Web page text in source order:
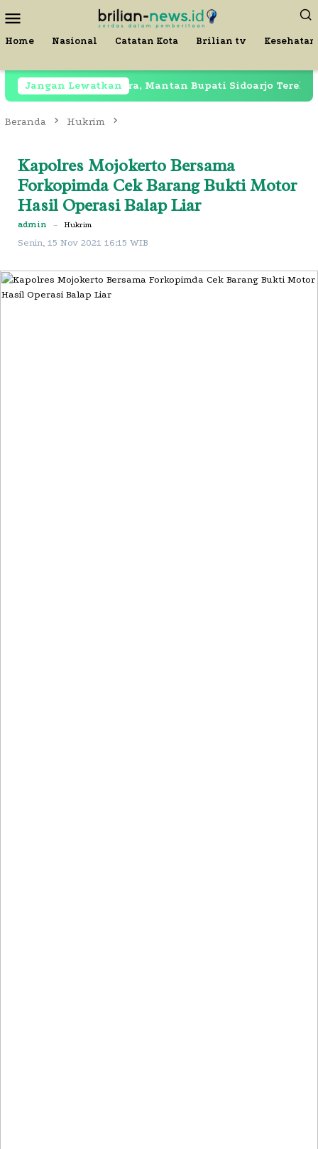
ke
kontenMobile
Home Nasional Catatan Kota Brilian tv Kesehatan
Jangan Lewatkan
Dipenjara, Mantan Bupati Sidoarjo Terekam di
Beranda Hukrim
Kapolres Mojokerto Bersama
Forkopimda Cek Barang Bukti Motor
Hasil Operasi Balap Liar
admin – Hukrim
Senin, 15 Nov 2021 16:15 WIB